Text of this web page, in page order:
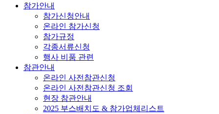
참가안내
참가신청안내
온라인 참가신청
참가규정
각종서류신청
행사 비품 관련
참관안내
온라인 사전참관신청
온라인 사전참관신청 조회
현장 참관안내
2025 부스배치도 & 참가업체리스트